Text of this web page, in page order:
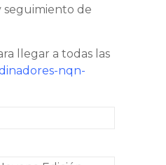
seguimiento de
llegar a todas las
nqn-